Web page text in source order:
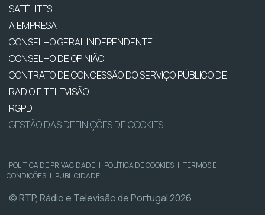
SATÉLITES
A EMPRESA
CONSELHO GERAL INDEPENDENTE
CONSELHO DE OPINIÃO
CONTRATO DE CONCESSÃO DO SERVIÇO PÚBLICO DE
RÁDIO E TELEVISÃO
RGPD
GESTÃO DAS DEFINIÇÕES DE COOKIES
POLÍTICA DE PRIVACIDADE | POLÍTICA DE COOKIES | TERMOS E
CONDIÇÕES | PUBLICIDADE
© RTP, Rádio e Televisão de Portugal 2026